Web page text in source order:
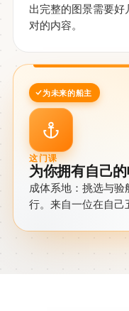
出完整的图景需要
对的内容。
为未来的船主
这门课
为你拥有自己
成体系地：挑选与
行。来自一位在自己